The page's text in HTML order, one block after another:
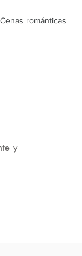
Cenas románticas
y